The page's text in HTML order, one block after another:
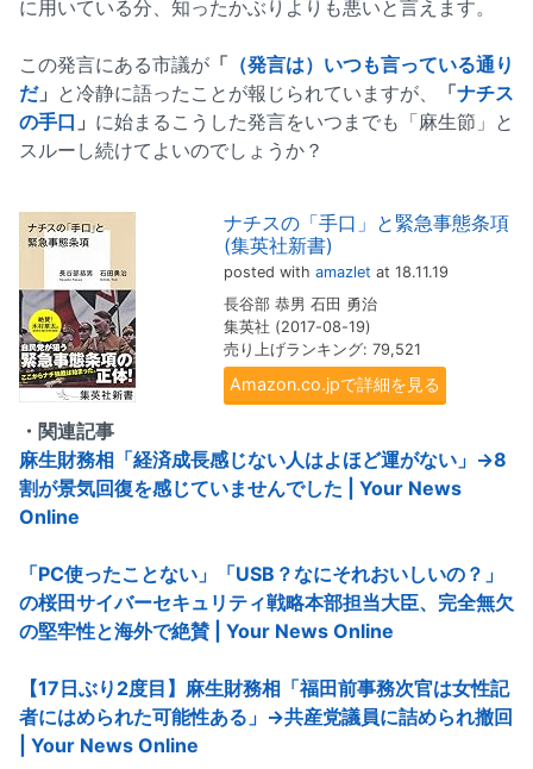
に用いている分、知ったかぶりよりも悪いと言えます。
この発言にある市議が 「 （発言は）いつも言っている通り
だ」 と冷静に語ったことが報じられていますが、 「ナチス
の手口 」 に始まるこうした発言をいつまでも「麻生節」と
スルーし続けてよいのでしょうか？
ナチスの「手口」と緊急事態条項
(集英社新書)
posted with amazlet at 18.11.19
長谷部 恭男 石田 勇治
集英社 (2017-08-19)
売り上げランキング: 79,521
Amazon.co.jpで詳細を見る
・関連記事
麻生財務相「経済成長感じない人はよほど運がない」→8
割が景気回復を感じていませんでした | Your News
Online
「PC使ったことない」「USB？なにそれおいしいの？」
の桜田サイバーセキュリティ戦略本部担当大臣、完全無欠
の堅牢性と海外で絶賛 | Your News Online
【17日ぶり2度目】麻生財務相「福田前事務次官は女性記
者にはめられた可能性ある」→共産党議員に詰められ撤回
| Your News Online